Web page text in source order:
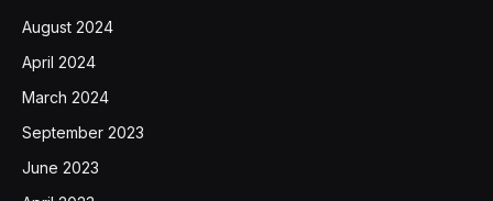
August 2024
April 2024
March 2024
September 2023
June 2023